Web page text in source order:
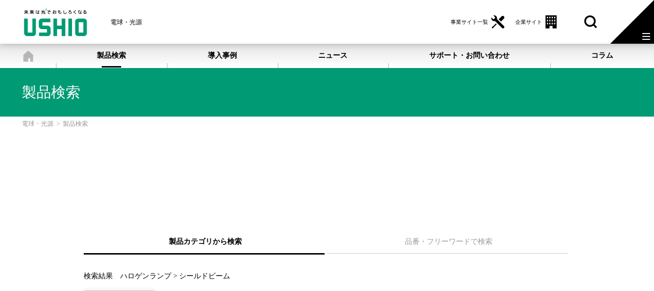
電球・光源 事業サイト一覧 企業サイト
電球・光源
製品検索 導入事例 ニュース サポート・お問い合わせ コラム
製品検索
電球・光源 > 製品検索
製品カテゴリから検索 品番・フリーワードで検索
検索結果 ハロゲンランプ > シールドビーム